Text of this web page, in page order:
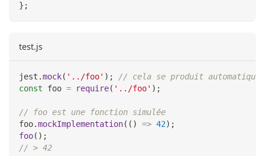
} ;
test.js
jest .mock( '../foo' ) ;
// cela se produit
const foo = require( '../foo' ) ;
// foo est une fonction simulée
foo.mockImplementation( ( ) => 42) ;
foo( ) ;
// > 42